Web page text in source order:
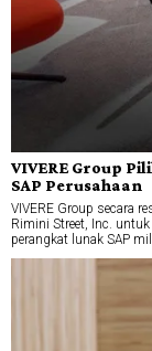
VIVERE Group
SAP Perusahaan
VIVERE Group secara
Rimini Street, Inc.
perangkat lunak SAP